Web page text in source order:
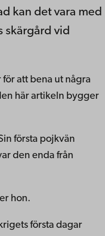
kan det vara med
skärgård vid
att bena ut några
här artikeln bygger
första pojkvän
den enda från
hon.
första dagar